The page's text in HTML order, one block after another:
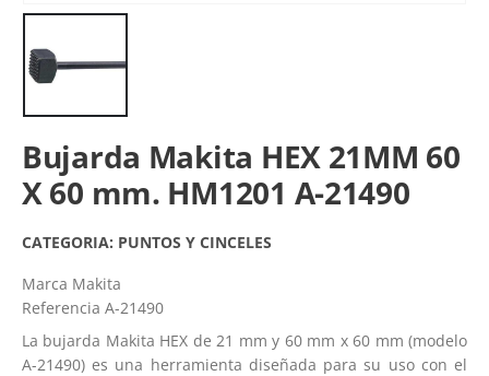
Bujarda Makita HEX 21MM 60
X 60 mm. HM1201 A-21490
CATEGORIA: PUNTOS Y CINCELES
Marca Makita
Referencia A-21490
La bujarda Makita HEX de 21 mm y 60 mm x 60 mm (modelo
A-21490) es una herramienta diseñada para su uso con el